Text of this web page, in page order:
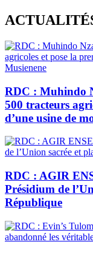
Skip
to
content
RDC : Muhindo
500 tracteurs
d’une usine de
RDC : AGIR
Présidium de
République